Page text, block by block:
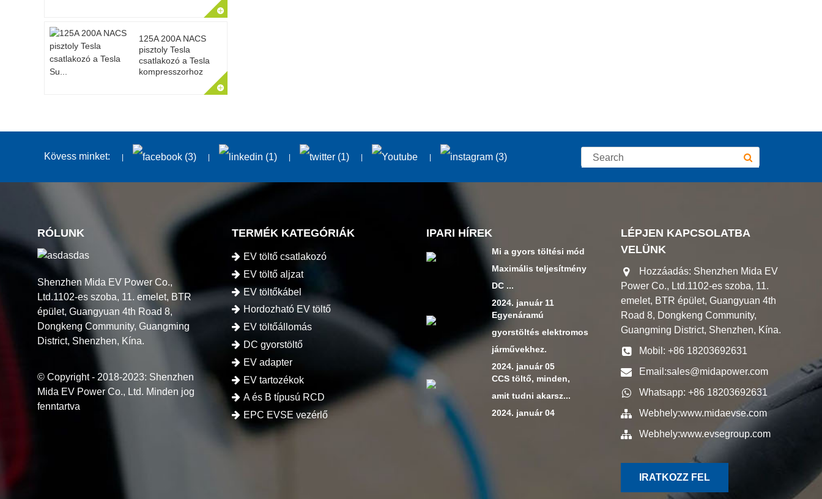
125A 200A NACS
pisztoly Tesla
csatlakozó a Tesla
kompresszorhoz
Kövess minket:
RÓLUNK
Shenzhen Mida EV Power Co.,
Ltd.1102-es szoba, 11. emelet, BTR
épület, Guangyuan 4th Road 8,
Dongkeng Community, Guangming
District, Shenzhen, Kína.
© Copyright - 2018-2023: Shenzhen
Mida EV Power Co., Ltd. Minden jog
fenntartva
TERMÉK KATEGÓRIÁK
EV töltő csatlakozó
EV töltő aljzat
EV töltőkábel
Hordozható EV töltő
EV töltőállomás
DC gyorstöltő
EV adapter
EV tartozékok
A és B típusú RCD
EPC EVSE vezérlő
IPARI HÍREK
Mi a gyors töltési mód
Maximális teljesítmény
DC ...
2024. január 11
Egyenáramú
gyorstöltés elektromos
járművekhez.
2024. január 05
CCS töltő, minden,
amit tudni akarsz...
2024. január 04
LÉPJEN KAPCSOLATBA
VELÜNK
Hozzáadás: Shenzhen Mida EV
Power Co., Ltd.1102-es szoba, 11.
emelet, BTR épület, Guangyuan 4th
Road 8, Dongkeng Community,
Guangming District, Shenzhen, Kína.
Mobil: +86 18203692631
Email:sales@midapower.com
Whatsapp: +86 18203692631
Webhely:www.midaevse.com
Webhely:www.evsegroup.com
IRATKOZZ FEL